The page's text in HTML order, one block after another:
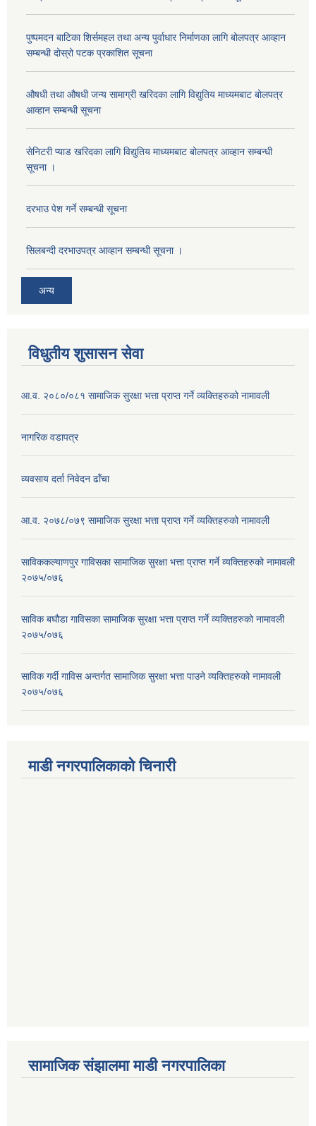
पुष्पमदन बाटिका शिर्समहल तथा अन्य पुर्वाधार निर्माणका लागि बोलपत्र आव्हान
सम्बन्धी दोस्रो पटक प्रकाशित सूचना
औषधी तथा औषधी जन्य सामाग्री खरिदका लागि विद्युतिय माध्यमबाट बोलपत्र
आव्हान सम्बन्धी सूचना
सेनिटरी प्याड खरिदका लागि विद्युतिय माध्यमबाट बोलपत्र आव्हान सम्बन्धी
सूचना ।
दरभाउ पेश गर्ने सम्बन्धी सूचना
सिलबन्दी दरभाउपत्र आव्हान सम्बन्धी सूचना ।
अन्य
विधुतीय शुसासन सेवा
आ.व. २०८०/०८१ सामाजिक सुरक्षा भत्ता प्राप्त गर्ने व्यक्तिहरुको नामावली
नागरिक वडापत्र
व्यवसाय दर्ता निवेदन ढाँचा
आ.व. २०७८/०७९ सामाजिक सुरक्षा भत्ता प्राप्त गर्ने व्यक्तिहरुको नामावली
साविककल्याणपुर गाविसका सामाजिक सुरक्षा भत्ता प्राप्त गर्ने व्यक्तिहरुको नामावली
२०७५/०७६
साविक बघौडा गाविसका सामाजिक सुरक्षा भत्ता प्राप्त गर्ने व्यक्तिहरुको नामावली
२०७५/०७६
साविक गर्दी गाविस अन्तर्गत सामाजिक सुरक्षा भत्ता पाउने व्यक्तिहरुको नामावली
२०७५/०७६
माडी नगरपालिकाको चिनारी
सामाजिक संझालमा माडी नगरपालिका